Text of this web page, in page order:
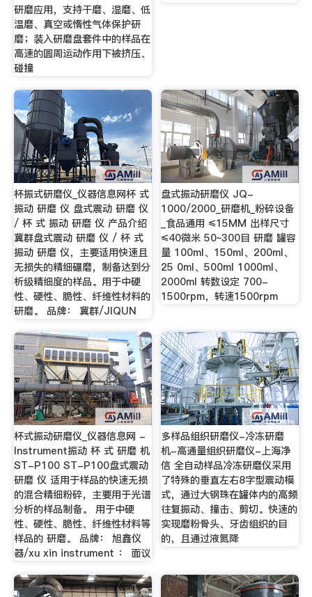
研磨应用，支持干磨、湿磨、低
温磨、真空或惰性气体保护研
磨；装入研磨盘套件中的样品在
高速的圆周运动作用下被挤压、
碰撞
杯振式研磨仪_仪器信息网杯 式
振动 研磨 仪 盘式震动 研磨 仪
/ 杯 式 振动 研磨 仪 产品介绍
冀群盘式震动 研磨 仪 / 杯 式
振动 研磨 仪，主要适用快速且
无损失的精细碾磨，制备达到分
析级精细度的样品。用于中硬
性、硬性、脆性、纤维性材料的
研磨。 品牌： 冀群/JIQUN
盘式振动研磨仪 JQ-
1000/2000_研磨机_粉碎设备
_食品通用 ≤15MM 出样尺寸
≤40微米 50~300目 研磨 罐容
量 100ml、150ml、200ml、
25 0ml、500ml 1000ml、
2000ml 转数设定 700-
1500rpm，转速1500rpm
杯式振动研磨仪_仪器信息网 -
Instrument振动 杯 式 研磨 机
ST-P100 ST-P100盘式震动
研磨 仪 适用于样品的快速无损
的混合精细粉碎，主要用于光谱
分析的样品制备。 用于中硬
性、硬性、脆性、纤维性材料等
样品的 研磨。 品牌： 旭鑫仪
器/xu xin instrument ： 面议
多样品组织研磨仪-冷冻研磨
机-高通量组织研磨仪-上海净
信 全自动样品冷冻研磨仪采用
了特殊的垂直左右8字型震动模
式，通过大钢珠在罐体内的高频
往复振动、撞击、剪切。快速的
实现磨粉骨头、牙齿组织的目
的，且通过液氮降